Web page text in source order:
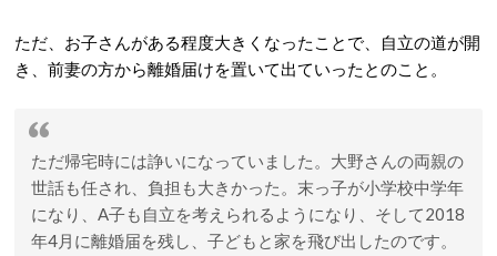
ただ、お子さんがある程度大きくなったことで、自立の道が開
き、前妻の方から離婚届けを置いて出ていったとのこと。
ただ帰宅時には諍いになっていました。大野さんの両親の
世話も任され、負担も大きかった。末っ子が小学校中学年
になり、A子も自立を考えられるようになり、そして2018
年4月に離婚届を残し、子どもと家を飛び出したのです。